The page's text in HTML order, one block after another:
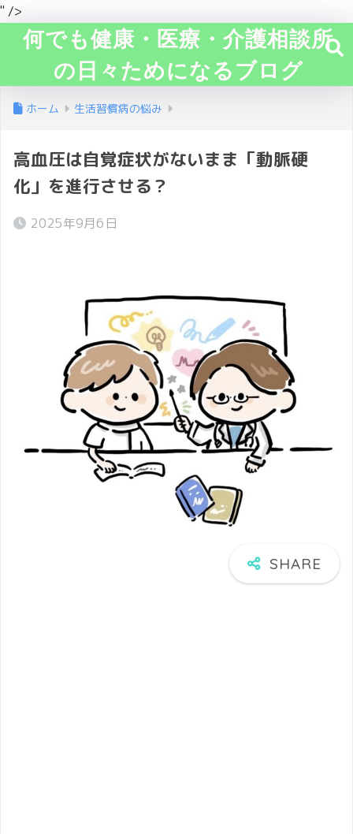
" />
何でも健康・医療・介護相談所
の日々ためになるブログ
ホーム 生活習慣病の悩み
高血圧は自覚症状がないまま「動脈硬
化」を進行させる？
2025年9月6日